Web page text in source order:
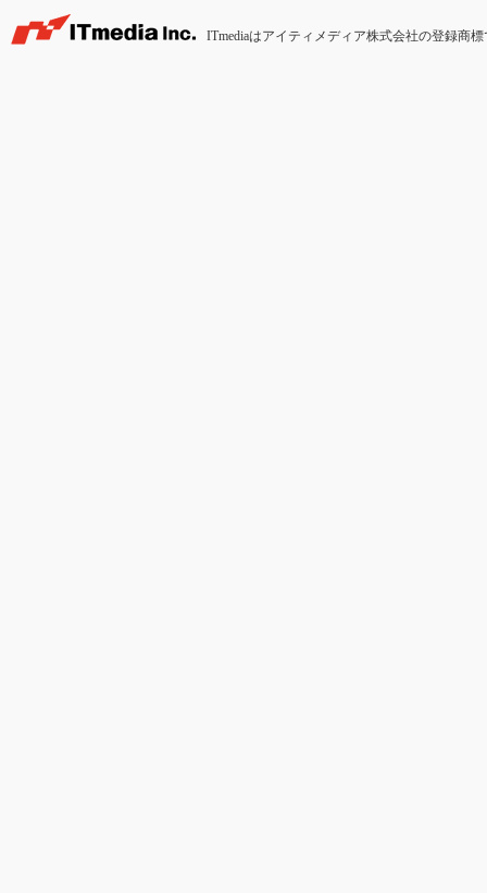
ITmediaはアイティメディア株式会社の登録商